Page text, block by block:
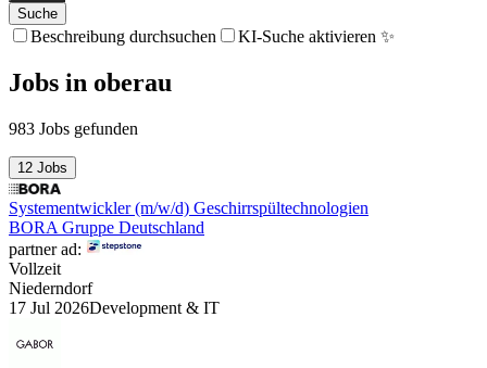
Suche
Beschreibung durchsuchen KI-Suche aktivieren ✨
Jobs in oberau
983 Jobs gefunden
12 Jobs
Systementwickler (m/w/d) Geschirrspültechnologien
BORA Gruppe Deutschland
partner ad:
Vollzeit
Niederndorf
17 Jul 2026Development & IT